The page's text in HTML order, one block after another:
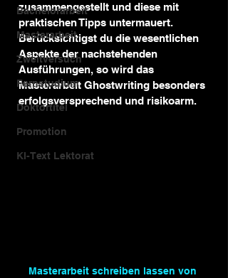
Bachelorarbeit
Masterarbeit
Zweitversuch
Fernstudium
Doktortitel
Promotion
KI-Text Lektorat
zusammengestellt und diese mit
praktischen Tipps untermauert.
Berücksichtigst du die wesentlichen
Aspekte der nachstehenden
Ausführungen, so wird das
Masterarbeit Ghostwriting besonders
erfolgsversprechend und risikoarm.
Masterarbeit schreiben lassen von